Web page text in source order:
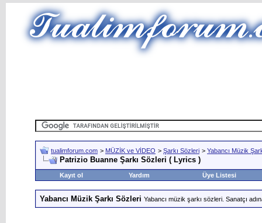
tualimforum.com > MÜZİK ve VİDEO > Şarkı Sözleri > Yabancı Müzik
Patrizio Buanne Şarkı Sözleri ( Lyrics )
Kayıt ol Yardım Üye Listesi
Yabancı Müzik Şarkı Sözleri Yabancı müzik şarkı sözleri. Sanatçı